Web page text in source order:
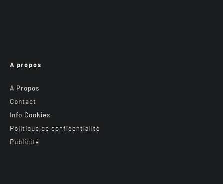
A propos
A Propos
Contact
Info Cookies
Politique de confidentialité
Publicité